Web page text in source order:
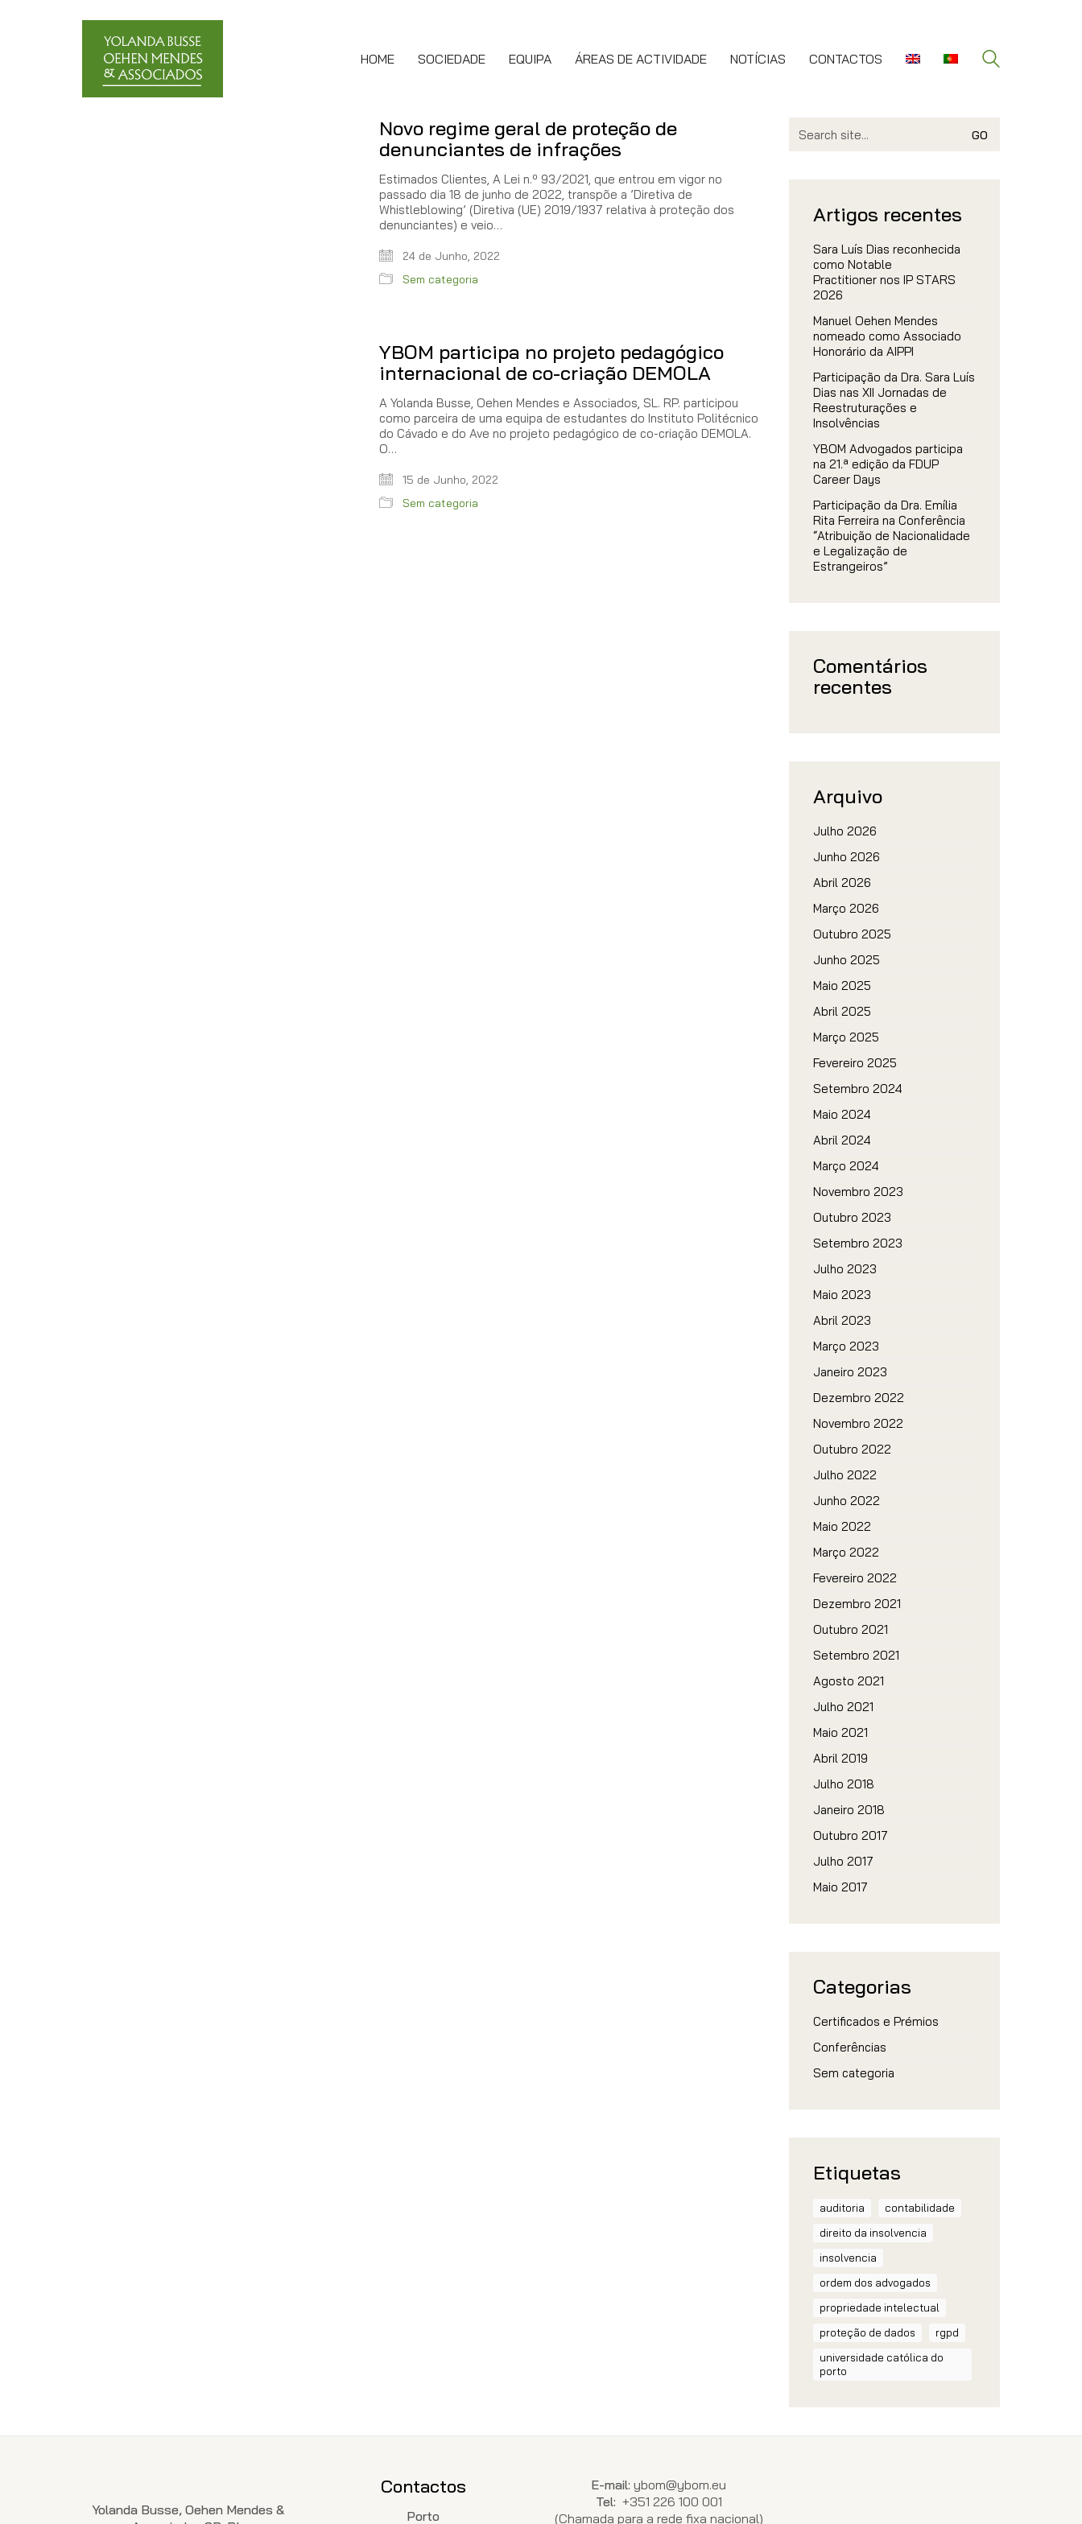
HOME SOCIEDADE EQUIPA ÁREAS DE ACTIVIDADE NOTÍCIAS CONTACTOS
Novo regime geral de proteção de
denunciantes de infrações
Estimados Clientes, A Lei n.º 93/2021, que entrou em vigor no
passado dia 18 de junho de 2022, transpõe a ’Diretiva de
Whistleblowing’ (Diretiva (UE) 2019/1937 relativa à proteção dos
denunciantes) e veio…
24 de Junho, 2022
Sem categoria
YBOM participa no projeto pedagógico
internacional de co-criação DEMOLA
A Yolanda Busse, Oehen Mendes e Associados, SL. RP. participou
como parceira de uma equipa de estudantes do Instituto Politécnico
do Cávado e do Ave no projeto pedagógico de co-criação DEMOLA.
O…
15 de Junho, 2022
Sem categoria
for:
Artigos recentes
Sara Luís Dias reconhecida
como Notable
Practitioner nos IP STARS
2026
Manuel Oehen Mendes
nomeado como Associado
Honorário da AIPPI
Participação da Dra. Sara Luís
Dias nas XII Jornadas de
Reestruturações e
Insolvências
YBOM Advogados participa
na 21.ª edição da FDUP
Career Days
Participação da Dra. Emília
Rita Ferreira na Conferência
“Atribuição de Nacionalidade
e Legalização de
Estrangeiros”
Comentários
recentes
Arquivo
Julho 2026
Junho 2026
Abril 2026
Março 2026
Outubro 2025
Junho 2025
Maio 2025
Abril 2025
Março 2025
Fevereiro 2025
Setembro 2024
Maio 2024
Abril 2024
Março 2024
Novembro 2023
Outubro 2023
Setembro 2023
Julho 2023
Maio 2023
Abril 2023
Março 2023
Janeiro 2023
Dezembro 2022
Novembro 2022
Outubro 2022
Julho 2022
Junho 2022
Maio 2022
Março 2022
Fevereiro 2022
Dezembro 2021
Outubro 2021
Setembro 2021
Agosto 2021
Julho 2021
Maio 2021
Abril 2019
Julho 2018
Janeiro 2018
Outubro 2017
Julho 2017
Maio 2017
Categorias
Certificados e Prémios
Conferências
Sem categoria
Etiquetas
auditoria
contabilidade
direito da insolvencia
insolvencia
ordem dos advogados
propriedade intelectual
proteção de dados
rgpd
universidade católica do
porto
Yolanda Busse, Oehen Mendes &
Contactos
Porto
E-mail: ybom@ybom.eu
Tel: +351 226 100 001
(Chamada para a rede fixa nacional)